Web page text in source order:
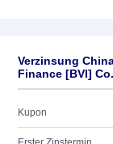
Verzinsung
Finance [BVI]
Kupon